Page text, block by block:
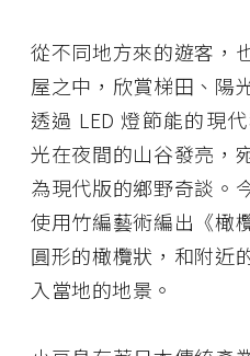
從不同地方來的遊客，
屋之中，欣賞梯田、陽
透過 LED 燈節能的現
光在夜間的山谷發亮，
為現代版的鄉野奇談。
使用竹編藝術編出《橄
圓形的橄欖狀，和附近
入當地的地景。